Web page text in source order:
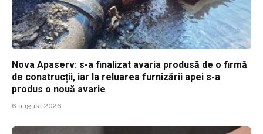
Nova Apaserv: s-a finalizat avaria produsă de o firmă
de construcții, iar la reluarea furnizării apei s-a
produs o nouă avarie
6 august 2026